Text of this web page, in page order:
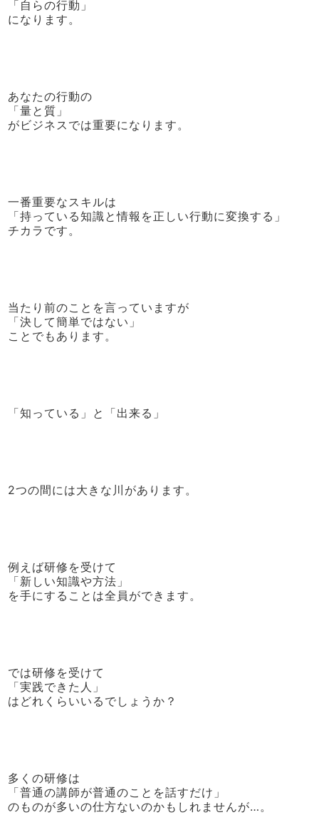
「自らの行動」
になります。
あなたの行動の
「量と質」
がビジネスでは重要になります。
一番重要なスキルは
「持っている知識と情報を正しい行動に変換する」
チカラです。
当たり前のことを言っていますが
「決して簡単ではない」
ことでもあります。
「知っている」と「出来る」
2つの間には大きな川があります。
例えば研修を受けて
「新しい知識や方法」
を手にすることは全員ができます。
では研修を受けて
「実践できた人」
はどれくらいいるでしょうか？
多くの研修は
「普通の講師が普通のことを話すだけ」
のものが多いの仕方ないのかもしれませんが…。